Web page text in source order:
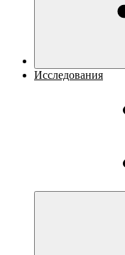
Исследования